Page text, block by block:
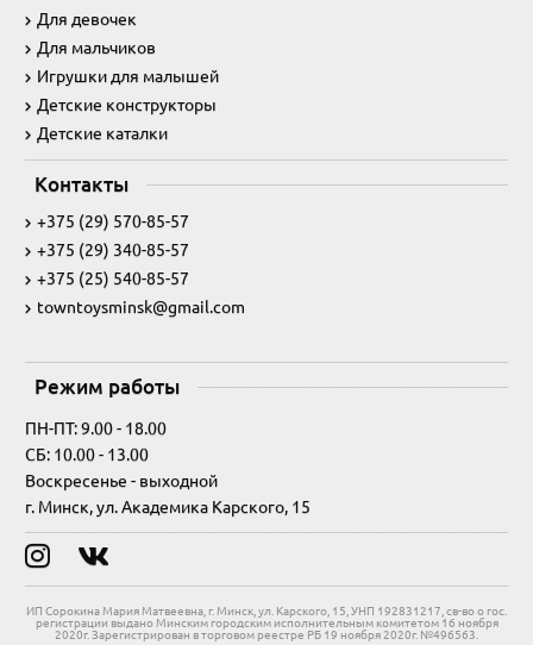
Для девочек
Для мальчиков
Игрушки для малышей
Детские конструкторы
Детские каталки
Контакты
+375 (29) 570-85-57
+375 (29) 340-85-57
+375 (25) 540-85-57
towntoysminsk@gmail.com
Режим работы
ПН-ПТ: 9.00 - 18.00
СБ: 10.00 - 13.00
Воскресенье - выходной
г. Минск, ул. Академика Карского, 15
ИП Сорокина Мария Матвеевна, г. Минск, ул. Карского, 15, УНП 192831217, св-во о гос.
регистрации выдано Минским городским исполнительным комитетом 16 ноября
2020г. Зарегистрирован в торговом реестре РБ 19 ноября 2020г. №496563.